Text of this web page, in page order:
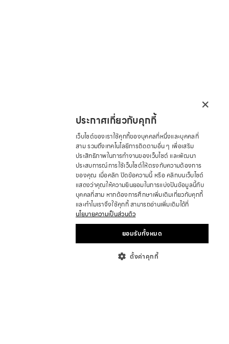
×
ประกาศเกี่ยวกับคุกกี้
เว็บไซต์ของเราใช้คุกกี้ของบุคคลที่หนึ่งและบุคคลที่
สาม รวมถึงเทคโนโลยีการติดตามอื่น ๆ เพื่อเสริม
ประสิทธิภาพในการทำงานของเว็บไซต์ และพัฒนา
ประสบการณ์การใช้เว็บไซต์ให้ตรงกับความต้องการ
ของคุณ เมื่อคลิก ปิดข้อความนี้ หรือ คลิกบนเว็บไซต์
แสดงว่าคุณให้ความยินยอมในการแบ่งปันข้อมูลนี้กับ
บุคคลที่สาม หากต้องการศึกษาเพิ่มเติมเกี่ยวกับคุกกี้
และทำไมเราจึงใช้คุกกี้ สามารถอ่านเพิ่มเติมได้ที่
นโยบายความเป็นส่วนตัว
ยอมรับทั้งหมด
ตั้งค่าคุกกี้